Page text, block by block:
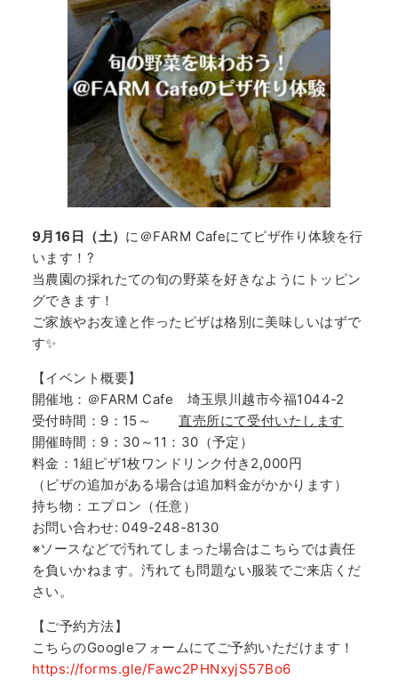
9月16日（土） に＠FARM Cafeにてピザ作り体験を行
います！?
当農園の採れたての旬の野菜を好きなようにトッピン
グできます！
ご家族やお友達と作ったピザは格別に美味しいはずで
す✨
【イベント概要】
開催地：＠FARM Cafe 埼玉県川越市今福1044-2
受付時間：9：15～直売所にて受付いたします
開催時間：9：30～11：30（予定）
料金：1組ピザ1枚ワンドリンク付き2,000円
（ピザの追加がある場合は追加料金がかかります）
持ち物：エプロン（任意）
お問い合わせ: 049-248-8130
※ソースなどで汚れてしまった場合はこちらでは責任
を負いかねます。汚れても問題ない服装でご来店くだ
さい。
【ご予約方法】
こちらのGoogleフォームにてご予約いただけます！
https://forms.gle/Fawc2PHNxyjS57Bo6